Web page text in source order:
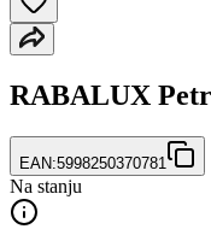
RABALUX
EAN:5998250370781
Na stanju